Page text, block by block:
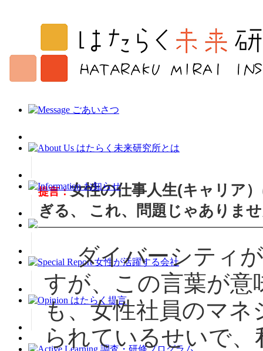
提言：女性の仕事人生(キャリア
ぎる、 これ、問題じゃありま
ダイバーシティが
すが、この言葉が意
も、女性社員のマネ
られているせいで